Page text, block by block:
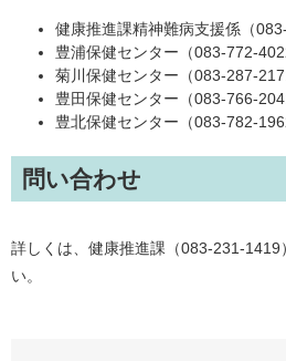
健康推進課精神難病支援係（
豊浦保健センター（083-772-
菊川保健センター（083-287-
豊田保健センター（083-766-
豊北保健センター（083-782-
問い合わせ
詳しくは、健康推進課（083-231-1419
い。